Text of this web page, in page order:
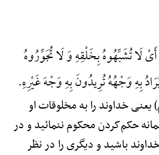
أَیْ لَا تُشَبِّهُوهُ بِخَلْقِهِ وَ لَا تُجَوِّرُوهُ
بِهِ وَجْهُهُ تُرِیدُونَ بِهِ وَجْهَ غَیْرِهِ.
یعنی خداوند را به مخلوقات او
حکم‌کردن محکوم ننمائید و در
باشید و دیگری را در نظر